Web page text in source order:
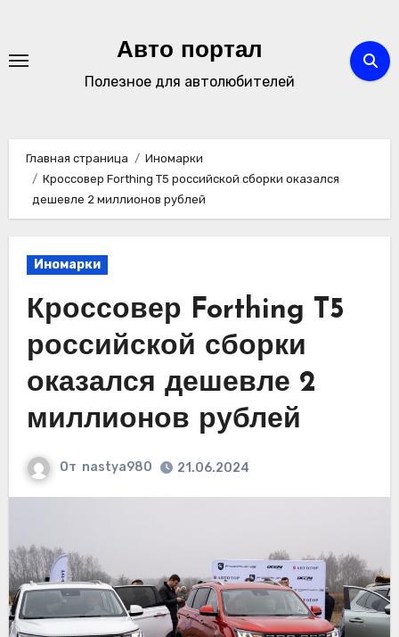
содержимому
Авто портал
Полезное для автолюбителей
Главная страница
Иномарки
Кроссовер Forthing T5 российской сборки оказался
дешевле 2 миллионов рублей
Иномарки
Кроссовер Forthing T5
российской сборки
оказался дешевле 2
миллионов рублей
От nastya980 21.06.2024